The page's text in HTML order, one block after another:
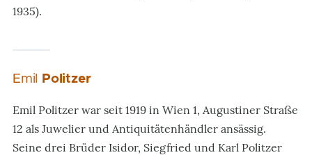
1935).
Emil Politzer
Emil Politzer war seit 1919 in Wien 1, Augustiner Straße
12 als Juwelier und Antiquitätenhändler ansässig.
Seine drei Brüder Isidor, Siegfried und Karl Politzer